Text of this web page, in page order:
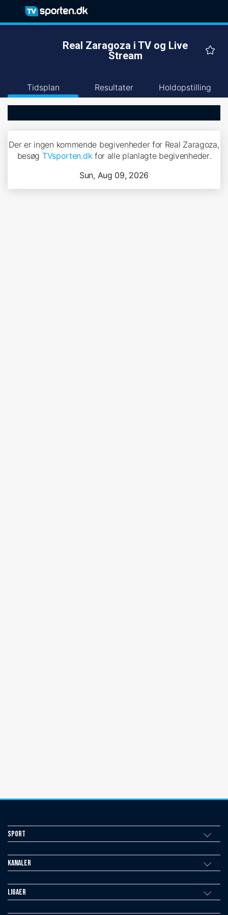
Real Zaragoza i TV og Live
Stream
Tidsplan Resultater Holdopstilling
Der er ingen kommende begivenheder for Real Zaragoza,
besøg TVsporten.dkfor alle planlagte begivenheder.
Sun, Aug 09, 2026
Sport
Kanaler
Ligaer